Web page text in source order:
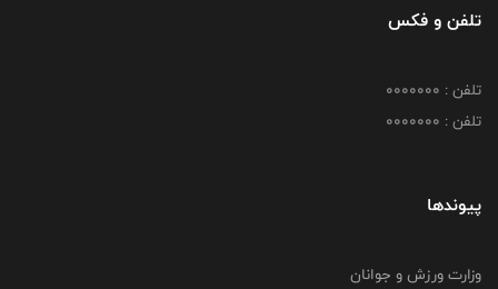
تلفن و فکس
تلفن : 0000000
تلفن : 0000000
پیوندها
وزارت ورزش و جوانان